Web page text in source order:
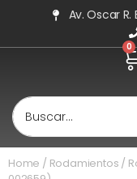
Av. Oscar R.
0
Home / Rodamientos /